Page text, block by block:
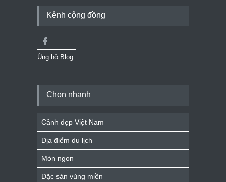
Kênh cộng đồng
Ủng hộ Blog
Chọn nhanh
Cảnh đẹp Việt Nam
Địa điểm du lịch
Món ngon
Đặc sản vùng miền